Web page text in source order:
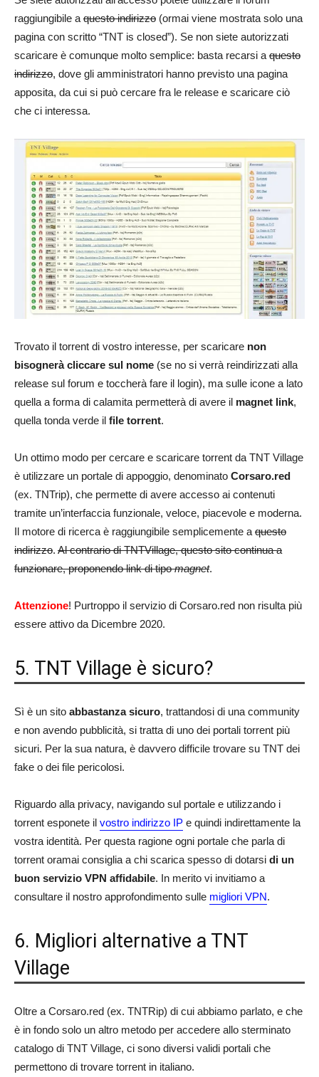
raggiungibile a questo indirizzo (ormai viene mostrata solo una
pagina con scritto “TNT is closed”). Se non siete autorizzati
scaricare è comunque molto semplice: basta recarsi a questo
indirizzo, dove gli amministratori hanno previsto una pagina
apposita, da cui si può cercare fra le release e scaricare ciò
che ci interessa.
Trovato il torrent di vostro interesse, per scaricare non
bisognerà cliccare sul nome (se no si verrà reindirizzati alla
release sul forum e toccherà fare il login), ma sulle icone a lato
quella a forma di calamita permetterà di avere il magnet link,
quella tonda verde il file torrent.
Un ottimo modo per cercare e scaricare torrent da TNT Village
è utilizzare un portale di appoggio, denominato Corsaro.red
(ex. TNTrip), che permette di avere accesso ai contenuti
tramite un’interfaccia funzionale, veloce, piacevole e moderna.
Il motore di ricerca è raggiungibile semplicemente a questo
indirizzo. Al contrario di TNTVillage, questo sito continua a
funzionare, proponendo link di tipomagnet.
Attenzione! Purtroppo il servizio di Corsaro.red non risulta più
essere attivo da Dicembre 2020.
5. TNT Village è sicuro?
Sì è un sito abbastanza sicuro, trattandosi di una community
e non avendo pubblicità, si tratta di uno dei portali torrent più
sicuri. Per la sua natura, è davvero difficile trovare su TNT dei
fake o dei file pericolosi.
Riguardo alla privacy, navigando sul portale e utilizzando i
torrent esponete il vostro indirizzo IP e quindi indirettamente la
vostra identità. Per questa ragione ogni portale che parla di
torrent oramai consiglia a chi scarica spesso di dotarsi di un
buon servizio VPN affidabile. In merito vi invitiamo a
consultare il nostro approfondimento sulle migliori VPN.
6. Migliori alternative a TNT
Village
Oltre a Corsaro.red (ex. TNTRip) di cui abbiamo parlato, e che
è in fondo solo un altro metodo per accedere allo sterminato
catalogo di TNT Village, ci sono diversi validi portali che
permettono di trovare torrent in italiano.